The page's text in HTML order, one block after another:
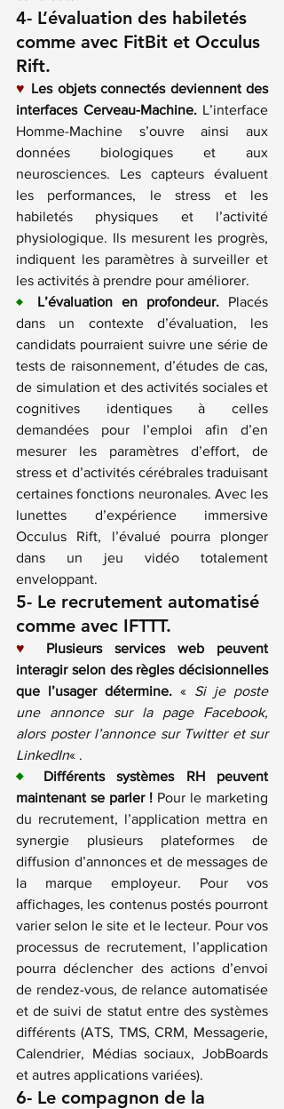
4- L’évaluation des habiletés
comme avec FitBit et Occulus
Rift.
♥ Les objets connectés deviennent des
interfaces Cerveau-Machine. L’interface
Homme-Machine s’ouvre ainsi aux
données biologiques et aux
neurosciences. Les capteurs évaluent
les performances, le stress et les
habiletés physiques et l’activité
physiologique. Ils mesurent les progrès,
indiquent les paramètres à surveiller et
les activités à prendre pour améliorer.
♦
L’évaluation en profondeur. Placés
dans un contexte d’évaluation, les
candidats pourraient suivre une série de
tests de raisonnement, d’études de cas,
de simulation et des activités sociales et
cognitives identiques à celles
demandées pour l’emploi afin d’en
mesurer les paramètres d’effort, de
stress et d’activités cérébrales traduisant
certaines fonctions neuronales. Avec les
Occulus Rift, l’évalué pourra plonger
dans un jeu vidéo totalement
enveloppant.
5- Le recrutement automatisé
comme avec IFTTT.
♥
Plusieurs services web peuvent
interagir selon des règles décisionnelles
que l’usager détermine. « Si je poste
une annonce sur la page Facebook,
alors poster l’annonce sur Twitter et sur
LinkedIn« .
♦
Différents systèmes RH peuvent
maintenant se parler ! Pour le marketing
du recrutement, l’application mettra en
synergie plusieurs plateformes de
diffusion d’annonces et de messages de
la marque employeur. Pour vos
affichages, les contenus postés pourront
varier selon le site et le lecteur. Pour vos
processus de recrutement, l’application
pourra déclencher des actions d’envoi
de rendez-vous, de relance automatisée
et de suivi de statut entre des systèmes
différents (ATS, TMS, CRM, Messagerie,
Calendrier, Médias sociaux, JobBoards
et autres applications variées).
6- Le compagnon de la